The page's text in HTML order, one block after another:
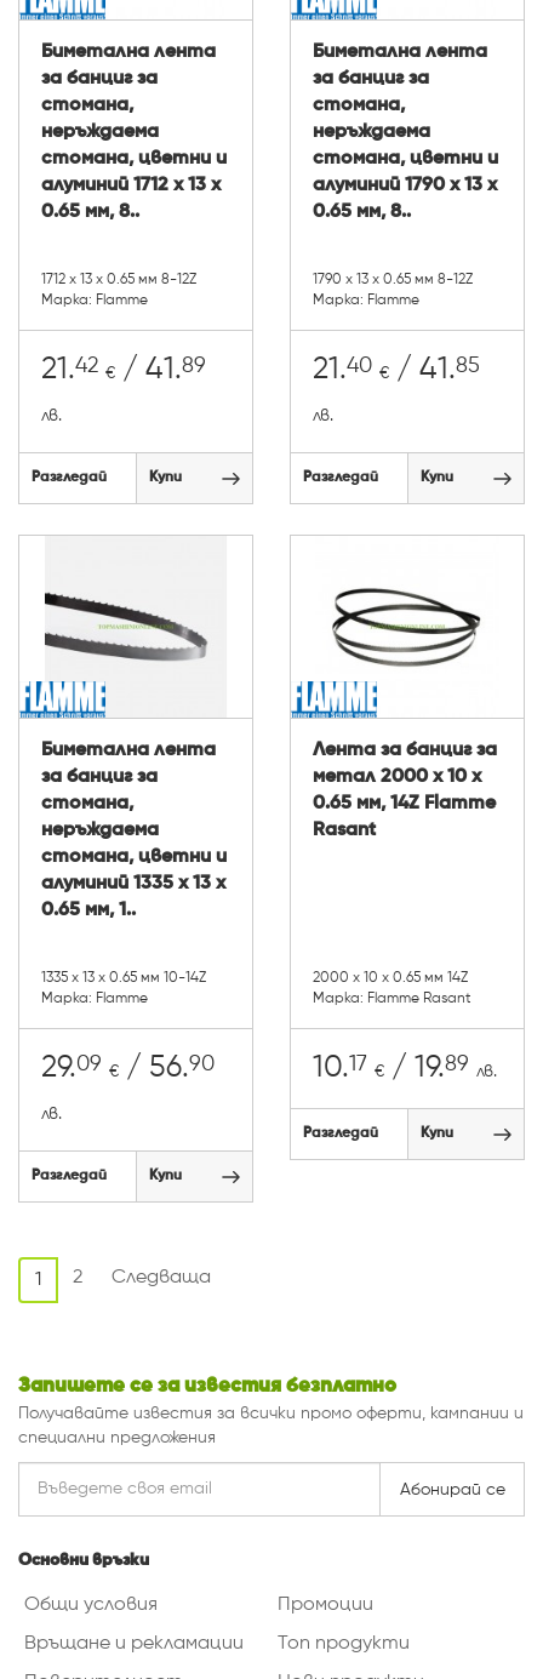
Биметална лента
за банциг за
стомана,
неръждаема
стомана, цветни и
алуминий 1712 х 13 х
0.65 мм, 8..
1712 х 13 х 0.65 мм 8-12Z
Марка: Flamme
21.42 € / 41.89
лв.
Разгледай Купи
Биметална лента
за банциг за
стомана,
неръждаема
стомана, цветни и
алуминий 1790 х 13 х
0.65 мм, 8..
1790 х 13 х 0.65 мм 8-12Z
Марка: Flamme
21.40 € / 41.85
лв.
Разгледай Купи
Биметална лента
за банциг за
стомана,
неръждаема
стомана, цветни и
алуминий 1335 х 13 х
0.65 мм, 1..
1335 х 13 х 0.65 мм 10-14Z
Марка: Flamme
29.09 € / 56.90
лв.
Разгледай Купи
Лента за банциг за
метал 2000 х 10 х
0.65 мм, 14Z Flamme
Rasant
2000 х 10 х 0.65 мм 14Z
Марка: Flamme Rasant
10.17 € / 19.89 лв.
Разгледай Купи
1 2 Следваща
Запишете се за известия безплатно
Получавайте известия за всички промо оферти, кампании и
специални предложения
Абонирай се
Основни връзки
Общи условия
Връщане и рекламации
Промоции
Топ продукти